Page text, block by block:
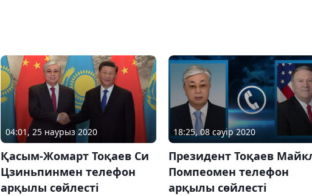
04:01, 25 наурыз 2020
Қасым-Жомарт Тоқаев Си
Цзиньпинмен телефон
арқылы сөйлесті
18:25, 08 сәуір 2020
Президент Тоқаев
Помпеомен телефон
арқылы сөйлесті